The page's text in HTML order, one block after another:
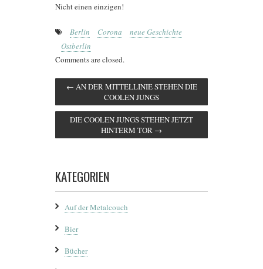
Nicht einen einzigen!
Berlin Corona
neue Geschichte
Ostberlin
Comments are closed.
← AN DER MITTELLINIE STEHEN DIE
COOLEN JUNGS
DIE COOLEN JUNGS STEHEN JETZT
HINTERM TOR →
KATEGORIEN
Auf der Metalcouch
Bier
Bücher